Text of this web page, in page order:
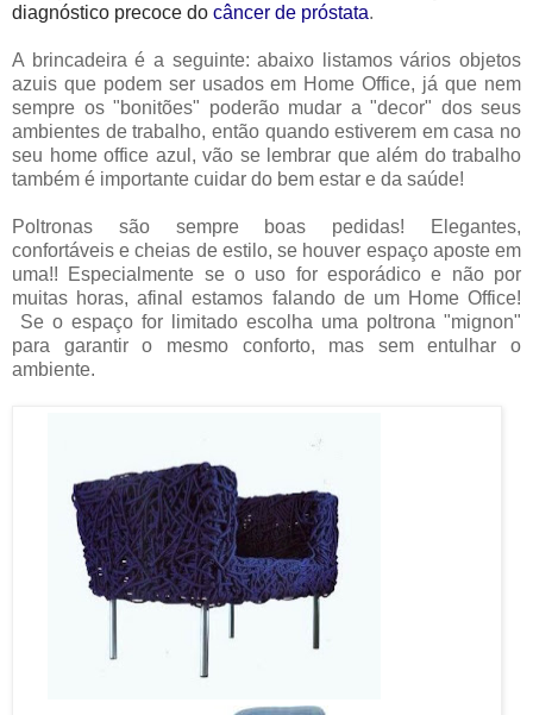
diagnóstico precoce do câncer de próstata.
A brincadeira é a seguinte: abaixo listamos vários objetos
azuis que podem ser usados em Home Office, já que nem
sempre os "bonitões" poderão mudar a "decor" dos seus
ambientes de trabalho, então quando estiverem em casa no
seu home office azul, vão se lembrar que além do trabalho
também é importante cuidar do bem estar e da saúde!
Poltronas são sempre boas pedidas! Elegantes,
confortáveis e cheias de estilo, se houver espaço aposte em
uma!! Especialmente se o uso for esporádico e não por
muitas horas, afinal estamos falando de um Home Office!
Se o espaço for limitado escolha uma poltrona "mignon"
para garantir o mesmo conforto, mas sem entulhar o
ambiente.